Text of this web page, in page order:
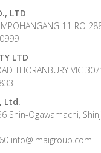
LTD
11-RO
LTD
THORANBURY VIC
Ltd.
Shin-Ogawamachi,
info@imaigroup.com